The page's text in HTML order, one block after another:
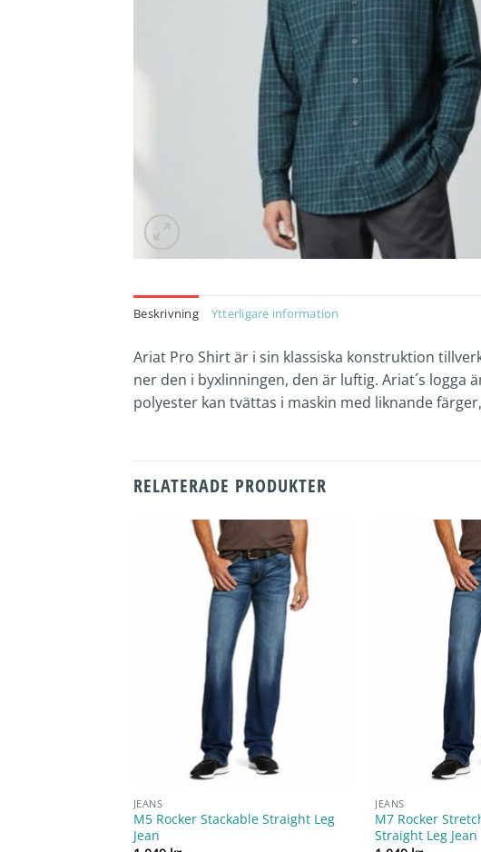
Beskrivning Ytterligare information
Ariat Pro Shirt är i sin klassiska konstruktion
ner den i byxlinningen, den är luftig. Ariat´s
polyester kan tvättas i maskin med liknande
RELATERADE PRODUKTER
JEANS
M5 Rocker Stackable Straight Leg
Jean
JEANS
M7 Rocker
Straight Leg Jean